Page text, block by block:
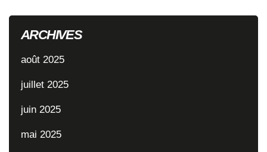
ARCHIVES
août 2025
juillet 2025
juin 2025
mai 2025